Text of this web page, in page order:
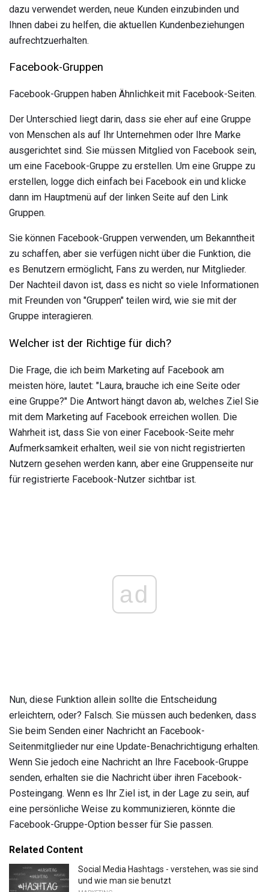
dazu verwendet werden, neue Kunden einzubinden und
Ihnen dabei zu helfen, die aktuellen Kundenbeziehungen
aufrechtzuerhalten.
Facebook-Gruppen
Facebook-Gruppen haben Ähnlichkeit mit Facebook-Seiten.
Der Unterschied liegt darin, dass sie eher auf eine Gruppe
von Menschen als auf Ihr Unternehmen oder Ihre Marke
ausgerichtet sind. Sie müssen Mitglied von Facebook sein,
um eine Facebook-Gruppe zu erstellen. Um eine Gruppe zu
erstellen, logge dich einfach bei Facebook ein und klicke
dann im Hauptmenü auf der linken Seite auf den Link
Gruppen.
Sie können Facebook-Gruppen verwenden, um Bekanntheit
zu schaffen, aber sie verfügen nicht über die Funktion, die
es Benutzern ermöglicht, Fans zu werden, nur Mitglieder.
Der Nachteil davon ist, dass es nicht so viele Informationen
mit Freunden von "Gruppen" teilen wird, wie sie mit der
Gruppe interagieren.
Welcher ist der Richtige für dich?
Die Frage, die ich beim Marketing auf Facebook am
meisten höre, lautet: "Laura, brauche ich eine Seite oder
eine Gruppe?" Die Antwort hängt davon ab, welches Ziel Sie
mit dem Marketing auf Facebook erreichen wollen. Die
Wahrheit ist, dass Sie von einer Facebook-Seite mehr
Aufmerksamkeit erhalten, weil sie von nicht registrierten
Nutzern gesehen werden kann, aber eine Gruppenseite nur
für registrierte Facebook-Nutzer sichtbar ist.
ad
Nun, diese Funktion allein sollte die Entscheidung
erleichtern, oder? Falsch. Sie müssen auch bedenken, dass
Sie beim Senden einer Nachricht an Facebook-
Seitenmitglieder nur eine Update-Benachrichtigung erhalten.
Wenn Sie jedoch eine Nachricht an Ihre Facebook-Gruppe
senden, erhalten sie die Nachricht über ihren Facebook-
Posteingang. Wenn es Ihr Ziel ist, in der Lage zu sein, auf
eine persönliche Weise zu kommunizieren, könnte die
Facebook-Gruppe-Option besser für Sie passen.
Related Content
Social Media Hashtags - verstehen, was sie sind
und wie man sie benutzt